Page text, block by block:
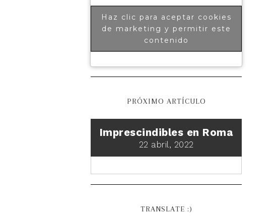
Haz clic para aceptar cookies
de marketing y permitir este
contenido
PRÓXIMO ARTÍCULO
Imprescindibles en Roma
22 abril, 2022
TRANSLATE :)